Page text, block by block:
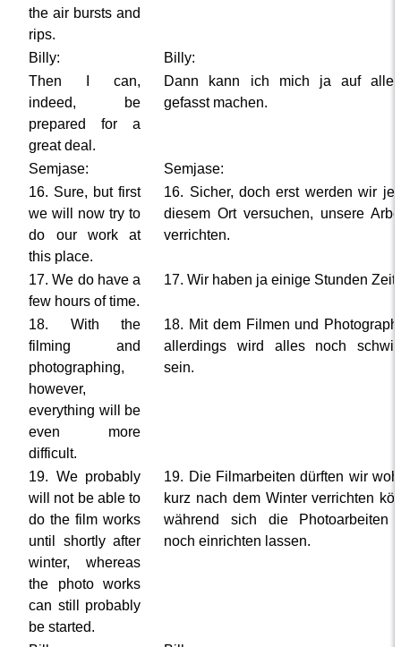
the air bursts and
rips.
Billy:
Billy:
Then I can,
indeed, be
prepared for a
great deal.
Dann kann ich mich ja auf
gefasst machen.
Semjase:
Semjase:
16. Sure, but first
we will now try to
do our work at
this place.
16. Sicher, doch erst werden wir
diesem Ort versuchen, unsere
verrichten.
17. We do have a
few hours of time.
17. Wir haben ja einige Stunden Zeit.
18. With the
filming and
photographing,
however,
everything will be
even more
difficult.
18. Mit dem Filmen und
allerdings wird alles noch
sein.
19. We probably
will not be able to
do the film works
until shortly after
winter, whereas
the photo works
can still probably
be started.
19. Die Filmarbeiten dürften wir
kurz nach dem Winter verrichten
während sich die Photoarbeiten
noch einrichten lassen.